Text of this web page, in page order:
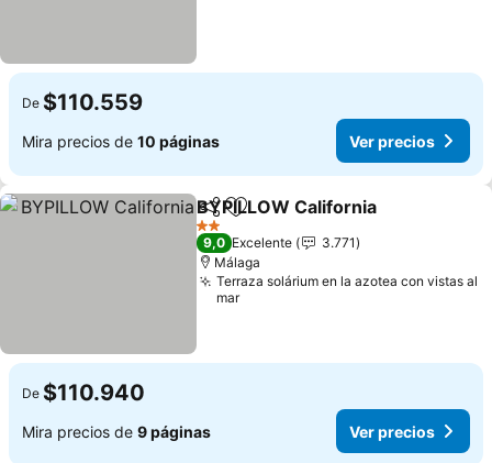
De $110.559
Mira precios de 10 páginas Ver precios
CompartirAgregar a favoritos
BYPILLOW California
2 Estrellas
9,0 Excelente
3.771
Málaga
Terraza solárium en la azotea con vistas al
mar
De $110.940
Mira precios de 9 páginas Ver precios